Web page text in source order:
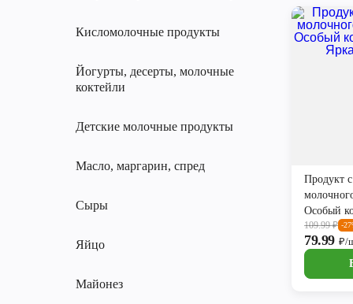
Кисломолочные продукты
Йогурты, десерты, молочные
коктейли
Детские молочные продукты
Масло, маргарин, спред
Сыры
Яйцо
Майонез
Продукт
Особый
Яркая
109.99₽ -
79.99 ₽/